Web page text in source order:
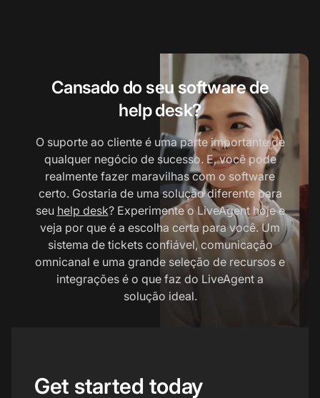
Cansado do seu software de
help desk?
O suporte ao cliente é uma parte importante de
qualquer negócio de sucesso. E, você pode
realmente fazer maravilhas com o software
certo. Gostaria de uma solução diferente para
seu help desk? Experimente o LiveAgent hoje e
veja por que é a escolha certa para você. Um
sistema de tickets confiável, comunicação
omnicanal e uma grande seleção de recursos e
integrações é o que faz do LiveAgent a
solução ideal.
Get started today